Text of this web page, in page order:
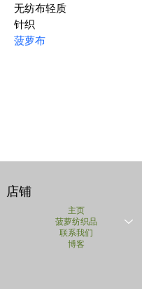
无纺布轻质
针织
菠萝布
店铺
主页
菠萝纺织品
联系我们
博客